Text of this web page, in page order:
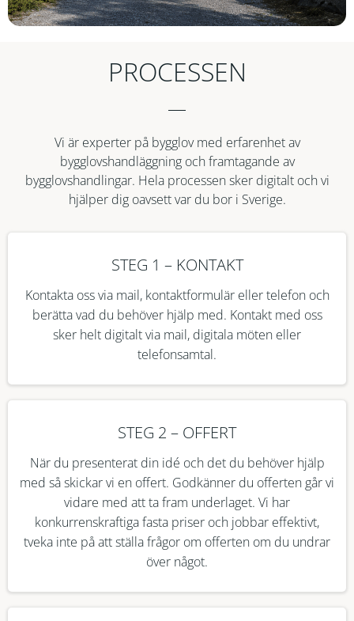
PROCESSEN
Vi är experter på bygglov med erfarenhet av
bygglovshandläggning och framtagande av
bygglovshandlingar. Hela processen sker digitalt och vi
hjälper dig oavsett var du bor i Sverige.
STEG 1 – KONTAKT
Kontakta oss via mail, kontaktformulär eller telefon och
berätta vad du behöver hjälp med. Kontakt med oss
sker helt digitalt via mail, digitala möten eller
telefonsamtal.
STEG 2 – OFFERT
När du presenterat din idé och det du behöver hjälp
med så skickar vi en offert. Godkänner du offerten går vi
vidare med att ta fram underlaget. Vi har
konkurrenskraftiga fasta priser och jobbar effektivt,
tveka inte på att ställa frågor om offerten om du undrar
över något.